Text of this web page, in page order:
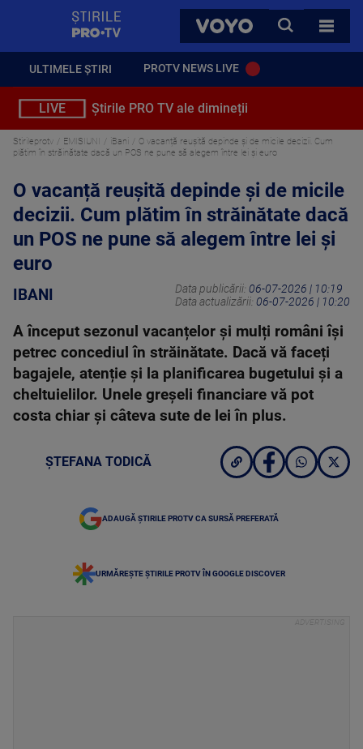
VOYO
CAUTA
TOATE
ULTIMELE ȘTIRI PROTV NEWS LIVE
LIVE Știrile PRO TV ale dimineții
Stirileprotv EMISIUNI iBani
O vacanță reușită depinde și de micile decizii. Cum
plătim în străinătate dacă un POS ne pune să alegem între lei și euro
O vacanță reușită depinde și de micile
decizii. Cum plătim în străinătate dacă
un POS ne pune să alegem între lei și
euro
IBANI Data publicării: 06-07-2026 | 10:19
Data actualizării: 06-07-2026 | 10:20
A început sezonul vacanțelor și mulți români își
petrec concediul în străinătate. Dacă vă faceți
bagajele, atenție și la planificarea bugetului și a
cheltuielilor. Unele greșeli financiare vă pot
costa chiar și câteva sute de lei în plus.
ȘTEFANA TODICĂ
ADAUGĂ ȘTIRILE PROTV CA SURSĂ PREFERATĂ
URMĂREȘTE ȘTIRILE PROTV ÎN GOOGLE DISCOVER